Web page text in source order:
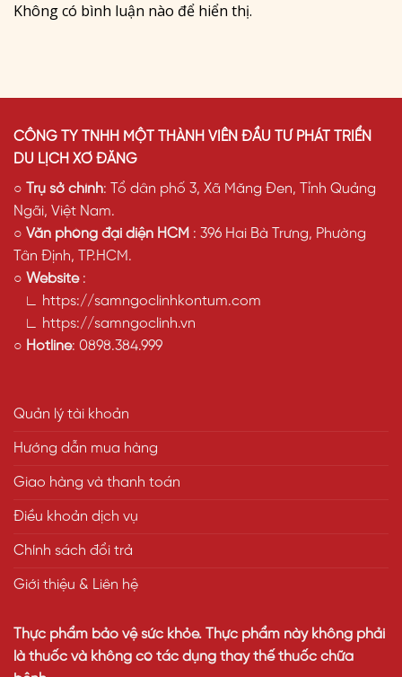
Không có bình luận nào để hiển thị.
CÔNG TY TNHH MỘT THÀNH VIÊN ĐẦU TƯ PHÁT TRIỂN
DU LỊCH XƠ ĐĂNG
○
Trụ sở chính: Tổ dân phố 3, Xã Măng Đen, Tỉnh Quảng
Ngãi, Việt Nam.
○ Văn phòng đại diện HCM : 396 Hai Bà Trưng, Phường
Tân Định, TP.HCM.
○ Website:
∟ https://samngoclinhkontum.com
∟ https://samngoclinh.vn
○ Hotline: 0898.384.999
Quản lý tài khoản
Hướng dẫn mua hàng
Giao hàng và thanh toán
Điều khoản dịch vụ
Chính sách đổi trả
Giới thiệu & Liên hệ
Thực phẩm bảo vệ sức khỏe. Thực phẩm này không phải
là thuốc và không có tác dụng thay thế thuốc chữa